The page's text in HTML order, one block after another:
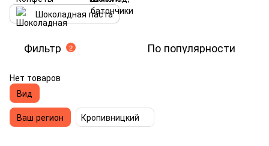
Шоколадная паста
Фильтр 2 По популярности
Нет товаров
Вид
Ваш регион
Кропивницкий